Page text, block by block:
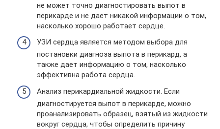
не может точно диагностировать выпот в
перикарде и не дает никакой информации о том,
насколько хорошо работает сердце.
УЗИ сердца является методом выбора для
постановки диагноза выпота в перикард, а
также дает информацию о том, насколько
эффективна работа сердца.
Анализ перикардиальной жидкости. Если
диагностируется выпот в перикарде, можно
проанализировать образец, взятый из жидкости
вокруг сердца, чтобы определить причину